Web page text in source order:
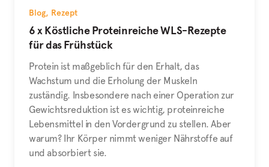
Blog, Rezept
6 x Köstliche Proteinreiche WLS-Rezepte
für das Frühstück
Protein ist maßgeblich für den Erhalt, das
Wachstum und die Erholung der Muskeln
zuständig. Insbesondere nach einer Operation zur
Gewichtsreduktion ist es wichtig, proteinreiche
Lebensmittel in den Vordergrund zu stellen. Aber
warum? Ihr Körper nimmt weniger Nährstoffe auf
und absorbiert sie.